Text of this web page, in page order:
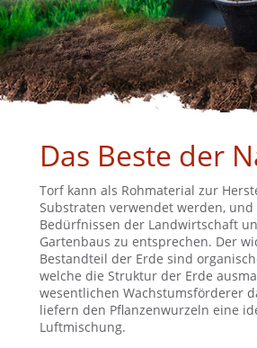
Das Beste der
Torf kann als Rohmaterial zur
Substraten verwendet werden, und
Bedürfnissen der Landwirtschaft
Gartenbaus zu entsprechen. Der
Bestandteil der Erde sind
welche die Struktur der Erde
wesentlichen Wachstumsförderer
liefern den Pflanzenwurzeln eine
Luftmischung.